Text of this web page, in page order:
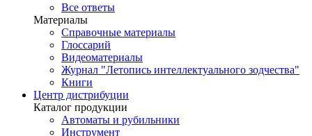
Все ответы
Материалы
Справочные материалы
Глоссарий
Видеоматериалы
Журнал "Летопись интеллектуального зодчества"
Книги
Центр дистрибуции
Каталог продукции
Автоматы и рубильники
Инструмент